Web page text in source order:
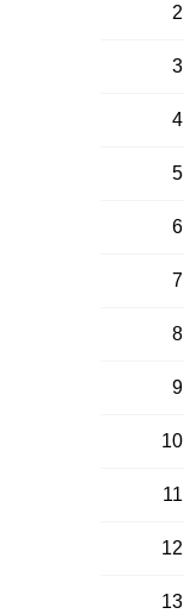
2
3
4
5
6
7
8
9
10
11
12
13